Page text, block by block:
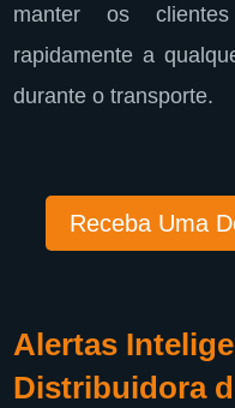
manter os
rapidamente a
durante o transporte.
Receba Uma
Alertas
Distribuidora